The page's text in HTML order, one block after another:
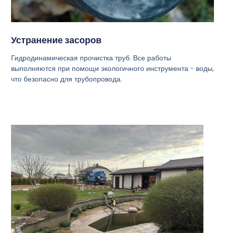
Устранение засоров
Гидродинамическая прочистка труб. Все работы
выполняются при помощи экологичного инструмента - воды,
что безопасно для трубопровода.